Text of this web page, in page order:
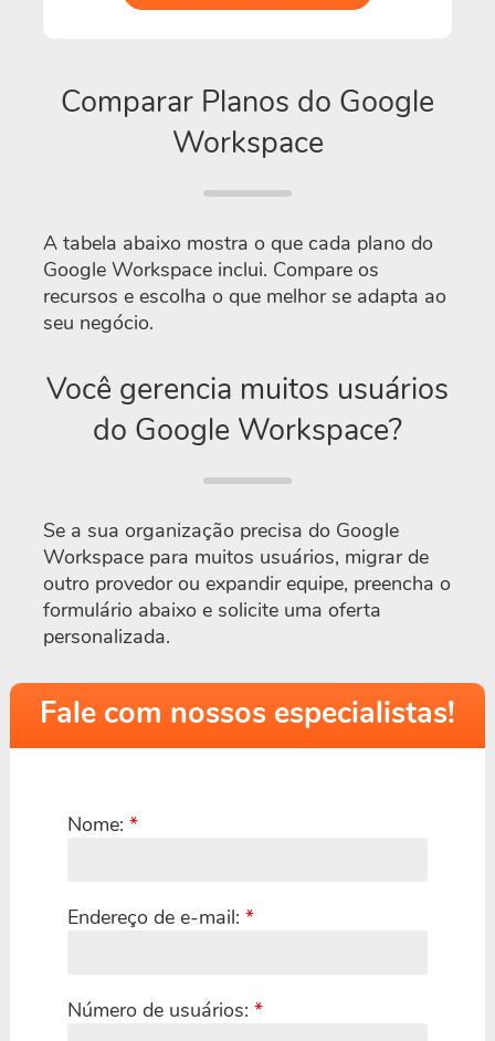
Comparar Planos do Google
Workspace
A tabela abaixo mostra o que cada plano do
Google Workspace inclui. Compare os
recursos e escolha o que melhor se adapta ao
seu negócio.
Você gerencia muitos usuários
do Google Workspace?
Se a sua organização precisa do Google
Workspace para muitos usuários, migrar de
outro provedor ou expandir equipe, preencha o
formulário abaixo e solicite uma oferta
personalizada.
Fale com nossos especialistas!
Nome: *
Endereço de e-mail: *
Número de usuários: *